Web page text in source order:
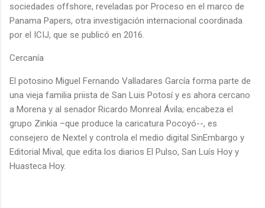
sociedades offshore, reveladas por Proceso en el marco de
Panama Papers, otra investigación internacional coordinada
por el ICIJ, que se publicó en 2016.
Cercanía
El potosino Miguel Fernando Valladares García forma parte de
una vieja familia priista de San Luis Potosí y es ahora cercano
a Morena y al senador Ricardo Monreal Ávila; encabeza el
grupo Zinkia –que produce la caricatura Pocoyó--, es
consejero de Nextel y controla el medio digital SinEmbargo y
Editorial Mival, que edita los diarios El Pulso, San Luís Hoy y
Huasteca Hoy.